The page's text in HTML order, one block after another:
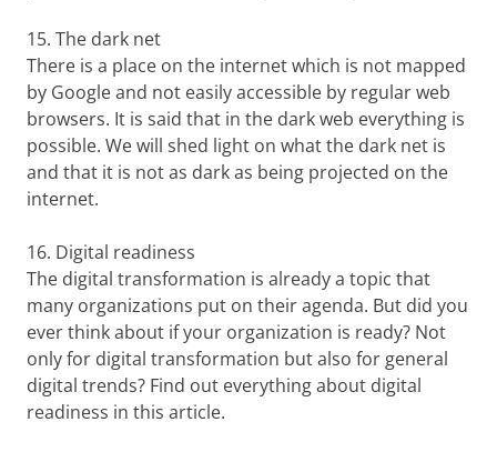
15. The dark net
There is a place on the internet which is not mapped
by Google and not easily accessible by regular web
browsers. It is said that in the dark web everything is
possible. We will shed light on what the dark net is
and that it is not as dark as being projected on the
internet.
16. Digital readiness
The digital transformation is already a topic that
many organizations put on their agenda. But did you
ever think about if your organization is ready? Not
only for digital transformation but also for general
digital trends? Find out everything about digital
readiness in this article.